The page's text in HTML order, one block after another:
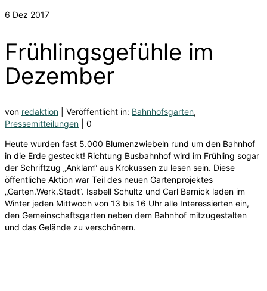
6 Dez 2017
Frühlingsgefühle im
Dezember
von redaktion Veröffentlicht in: Bahnhofsgarten,
Pressemitteilungen
0
Heute wurden fast 5.000 Blumenzwiebeln rund um den Bahnhof
in die Erde gesteckt! Richtung Busbahnhof wird im Frühling sogar
der Schriftzug „Anklam“ aus Krokussen zu lesen sein. Diese
öffentliche Aktion war Teil des neuen Gartenprojektes
„Garten.Werk.Stadt“. Isabell Schultz und Carl Barnick laden im
Winter jeden Mittwoch von 13 bis 16 Uhr alle Interessierten ein,
den Gemeinschaftsgarten neben dem Bahnhof mitzugestalten
und das Gelände zu verschönern.